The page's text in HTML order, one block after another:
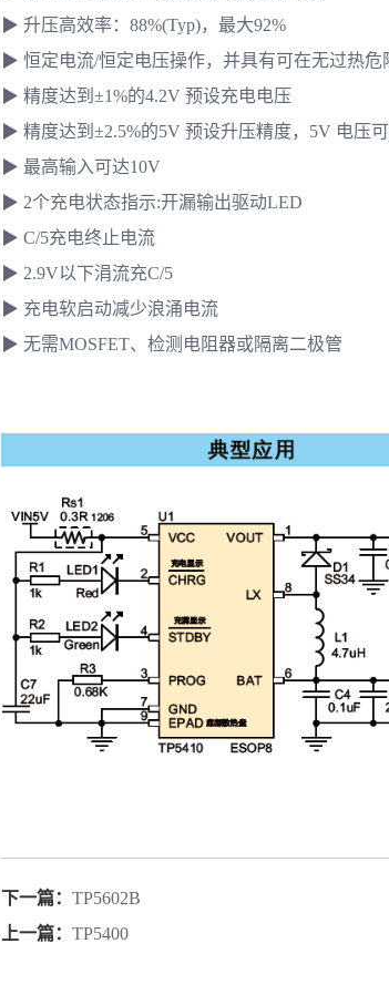
▶ 升压高效率：88%(Typ)，最大92%
▶ 恒定电流/恒定电压操作，并具有可在无过热
▶ 精度达到±1%的4.2V 预设充电电压
▶ 精度达到±2.5%的5V 预设升压精度，5V 电压
▶ 最高输入可达10V
▶ 2个充电状态指示:开漏输出驱动LED
▶ C/5充电终止电流
▶ 2.9V以下涓流充C/5
▶ 充电软启动减少浪涌电流
▶ 无需MOSFET、检测电阻器或隔离二极管
下一篇： TP5602B
上一篇： TP5400